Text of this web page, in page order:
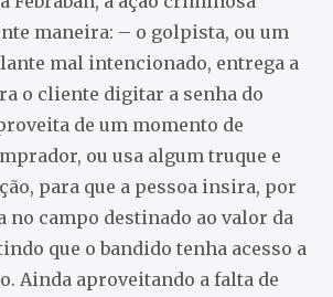
maneira: – o golpista, ou um
mal intencionado, entrega a
o cliente digitar a senha do
de um momento de
ou usa algum truque e
para que a pessoa insira, por
no campo destinado ao valor da
que o bandido tenha acesso a
Ainda aproveitando a falta de